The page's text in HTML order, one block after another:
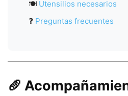
🍽️ Utensilios necesarios
❓ Preguntas frecuentes
🥖